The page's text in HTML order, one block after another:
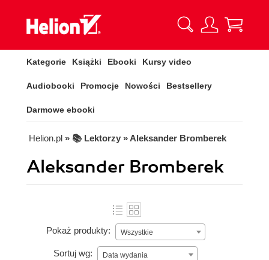
Kategorie Książki Ebooki Kursy video
Audiobooki Promocje Nowości Bestsellery
Darmowe ebooki
Helion.pl » 📚 Lektorzy » Aleksander Bromberek
Aleksander Bromberek
Pokaż produkty: Wszystkie
Sortuj wg: Data wydania